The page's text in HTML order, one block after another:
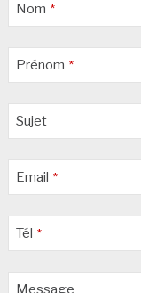
Nom *
Prénom *
Sujet
Email *
Tél *
Message